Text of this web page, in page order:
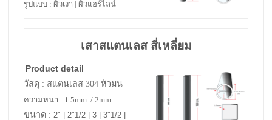
รูปแบบ : ผิวเงา | ผิวแฮร์ไลน์
เสาสแตนเลส สี่เหลี่ยม
Product detail
วัสดุ : สแตนเลส 304 หัวมน
ความหนา : 1.5mm. / 2mm.
ขนาด : 2″ | 2″1/2 | 3 | 3″1/2 |